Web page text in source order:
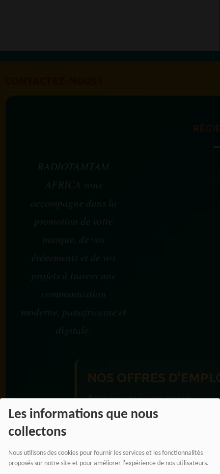
Les informations que nous
collectons
Nous utilisons des cookies pour fournir les services et les fonctionnalités
proposés sur notre site et pour améliorer l'expérience de nos utilisateurs.
RADIOTAMTAM
AFRICA vous
accompagne dans la
promotion de votre
marque, de vos
événements et de vos
projets à travers une
communication
moderne, panafricaine et
digitale.
Rejoignez une équipe engagée
pour une information libre,
innovante et tournée vers